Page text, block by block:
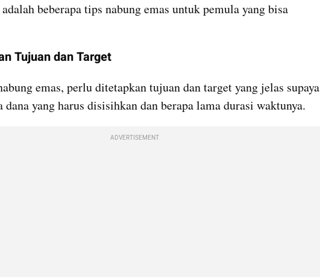
beberapa tips nabung emas untuk pemula yang bisa
Tujuan dan Target
emas, perlu ditetapkan tujuan dan target yang jelas supaya
dana yang harus disisihkan dan berapa lama durasi waktunya.
ADVERTISEMENT